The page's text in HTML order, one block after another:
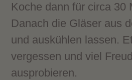
Koche dann für circa 30
Danach die Gläser aus
und auskühlen lassen.
vergessen und viel
ausprobieren.